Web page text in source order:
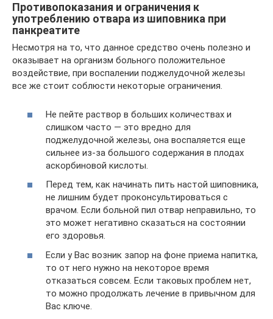
Противопоказания и ограничения к
употреблению отвара из шиповника при
панкреатите
Несмотря на то, что данное средство очень полезно и
оказывает на организм больного положительное
воздействие, при воспалении поджелудочной железы
все же стоит соблюсти некоторые ограничения.
Не пейте раствор в больших количествах и
слишком часто — это вредно для
поджелудочной железы, она воспаляется еще
сильнее из-за большого содержания в плодах
аскорбиновой кислоты.
Перед тем, как начинать пить настой шиповника,
не лишним будет проконсультироваться с
врачом. Если больной пил отвар неправильно, то
это может негативно сказаться на состоянии
его здоровья.
Если у Вас возник запор на фоне приема напитка,
то от него нужно на некоторое время
отказаться совсем. Если таковых проблем нет,
то можно продолжать лечение в привычном для
Вас ключе.